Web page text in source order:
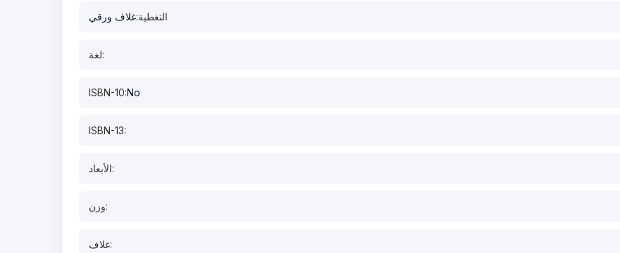
التغطية:غلاف ورقي
لغة:
ISBN-10:No
ISBN-13:
الأبعاد:
وزن:
غلاف: